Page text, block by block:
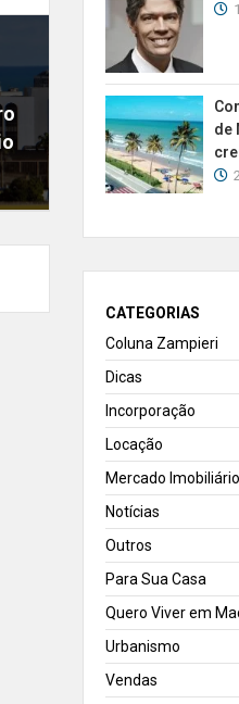
de
CATEGORIAS
Coluna Zampieri
Dicas
Incorporação
Locação
Mercado Imobiliário
Notícias
Outros
Para Sua Casa
Quero Viver em
Urbanismo
Vendas